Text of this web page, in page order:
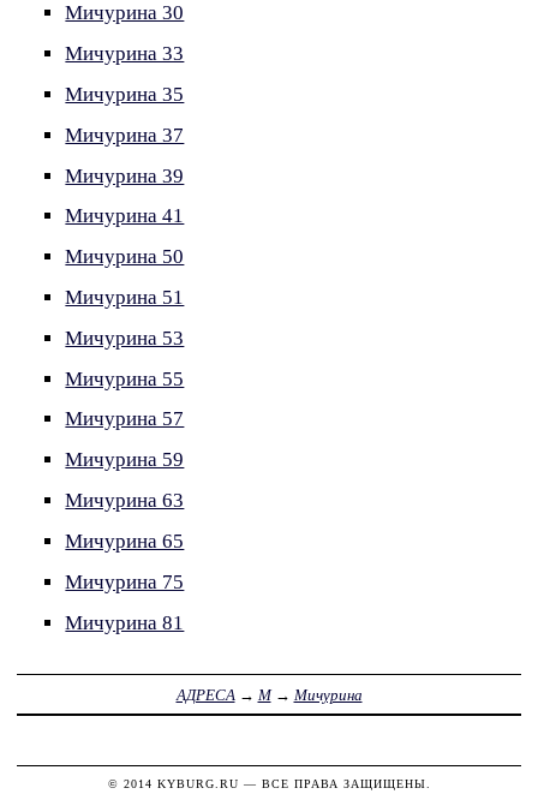
Мичурина 30
Мичурина 33
Мичурина 35
Мичурина 37
Мичурина 39
Мичурина 41
Мичурина 50
Мичурина 51
Мичурина 53
Мичурина 55
Мичурина 57
Мичурина 59
Мичурина 63
Мичурина 65
Мичурина 75
Мичурина 81
АДРЕСА → М→ Мичурина
© 2014 KYBURG.RU — ВСЕ ПРАВА ЗАЩИЩЕНЫ.